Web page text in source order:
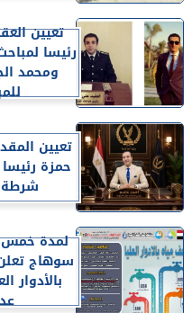
تعيين
رئيسا
ومحمد
تعيين
حمزة
لمدة خمس
سوهاج
بالأدوار